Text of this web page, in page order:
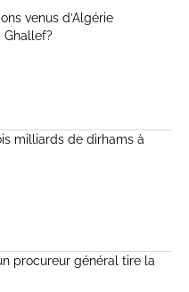
venus d’Algérie
Ghallef?
milliards de dirhams à
procureur général tire la